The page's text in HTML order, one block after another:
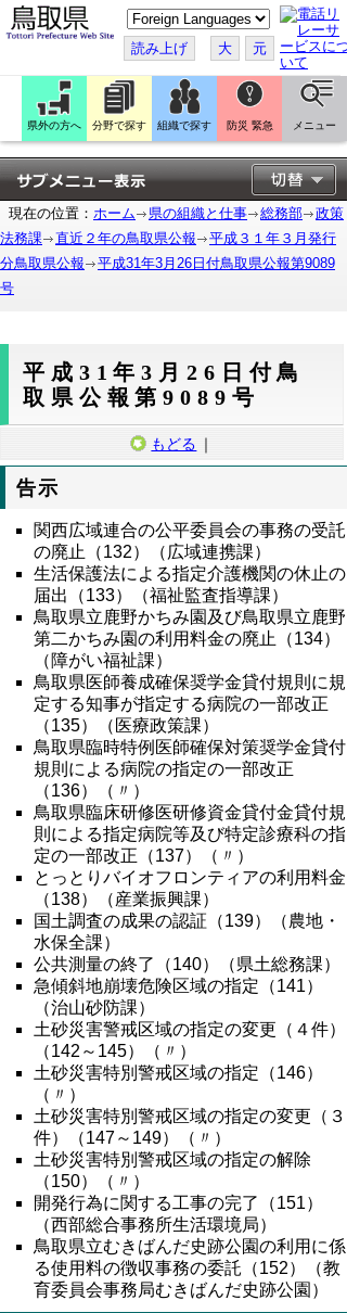
こ
の
ペ
ー
ジ
翻
訳
す
る
読み上げ 大 元
県外の方へ 分野で探す 組織で探す 防災 緊急 メニュー
現在の位置： ホーム 県の組織と仕事 総務部
政策
法務課
直近２年の鳥取県公報
平成３１年３月発行
分鳥取県公報
平成31年3月26日付鳥取県公報第9089
号
平成31年3月26日付鳥
取県公報第9089号
もどる ｜
告示
関西広域連合の公平委員会の事務の受託
の廃止（132）（広域連携課）
生活保護法による指定介護機関の休止の
届出（133）（福祉監査指導課）
鳥取県立鹿野かちみ園及び鳥取県立鹿野
第二かちみ園の利用料金の廃止（134）
（障がい福祉課）
鳥取県医師養成確保奨学金貸付規則に規
定する知事が指定する病院の一部改正
（135）（医療政策課）
鳥取県臨時特例医師確保対策奨学金貸付
規則による病院の指定の一部改正
（136）（〃）
鳥取県臨床研修医研修資金貸付金貸付規
則による指定病院等及び特定診療科の指
定の一部改正（137）（〃）
とっとりバイオフロンティアの利用料金
（138）（産業振興課）
国土調査の成果の認証（139）（農地・
水保全課）
公共測量の終了（140）（県土総務課）
急傾斜地崩壊危険区域の指定（141）
（治山砂防課）
土砂災害警戒区域の指定の変更（４件）
（142～145）（〃）
土砂災害特別警戒区域の指定（146）
（〃）
土砂災害特別警戒区域の指定の変更（３
件）（147～149）（〃）
土砂災害特別警戒区域の指定の解除
（150）（〃）
開発行為に関する工事の完了（151）
（西部総合事務所生活環境局）
鳥取県立むきばんだ史跡公園の利用に係
る使用料の徴収事務の委託（152）（教
育委員会事務局むきばんだ史跡公園）